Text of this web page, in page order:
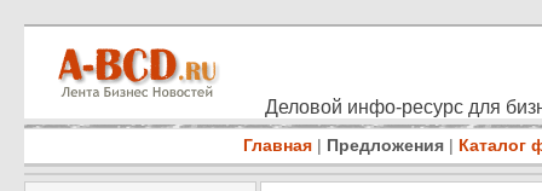
Деловой инфо-ресурс для
Главная | Предложения | Каталог